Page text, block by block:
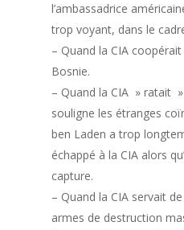
l’ambassadrice
trop voyant, dans le
– Quand la CIA
Bosnie.
– Quand la CIA » ratait
souligne les étranges
ben Laden a trop
échappé à la CIA alors
capture.
– Quand la CIA servait
armes de destruction